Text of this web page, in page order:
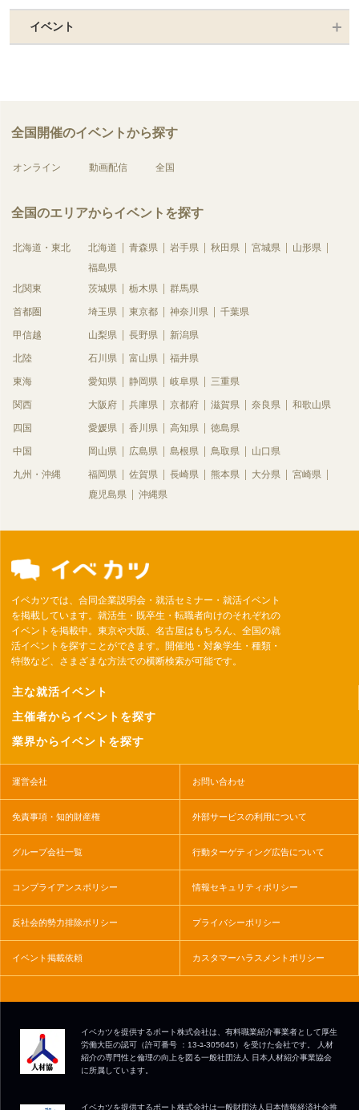
イベント
全国開催のイベントから探す
オンライン 動画配信 全国
全国のエリアからイベントを探す
北海道・東北 北海道 青森県 岩手県 秋田県 宮城県
山形県
福島県
北関東
茨城県 栃木県 群馬県
首都圏 埼玉県 東京都 神奈川県 千葉県
甲信越 山梨県 長野県 新潟県
北陸 石川県 富山県 福井県
東海 愛知県 静岡県 岐阜県 三重県
関西 大阪府 兵庫県 京都府 滋賀県 奈良県 和歌山県
四国 愛媛県 香川県 高知県 徳島県
中国 岡山県 広島県 島根県 鳥取県 山口県
九州・沖縄 福岡県 佐賀県 長崎県 熊本県 大分県
宮崎県
鹿児島県
沖縄県
イベカツでは、合同企業説明会・就活セミナー・就活イベント
を掲載しています。就活生・既卒生・転職者向けのそれぞれの
イベントを掲載中。東京や大阪、名古屋はもちろん、全国の就
活イベントを探すことができます。開催地・対象学生・種類・
特徴など、さまざまな方法での横断検索が可能です。
主な就活イベント
主催者からイベントを探す
業界からイベントを探す
運営会社 お問い合わせ
免責事項・知的財産権 外部サービスの利用について
グループ会社一覧 行動ターゲティング広告について
コンプライアンスポリシー 情報セキュリティポリシー
反社会的勢力排除ポリシー プライバシーポリシー
イベント掲載依頼 カスタマーハラスメントポリシー